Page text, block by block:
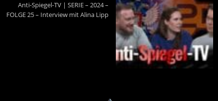
Anti-Spiegel-TV | SERIE – 2024 –
FOLGE 25 – Interview mit Alina Lipp